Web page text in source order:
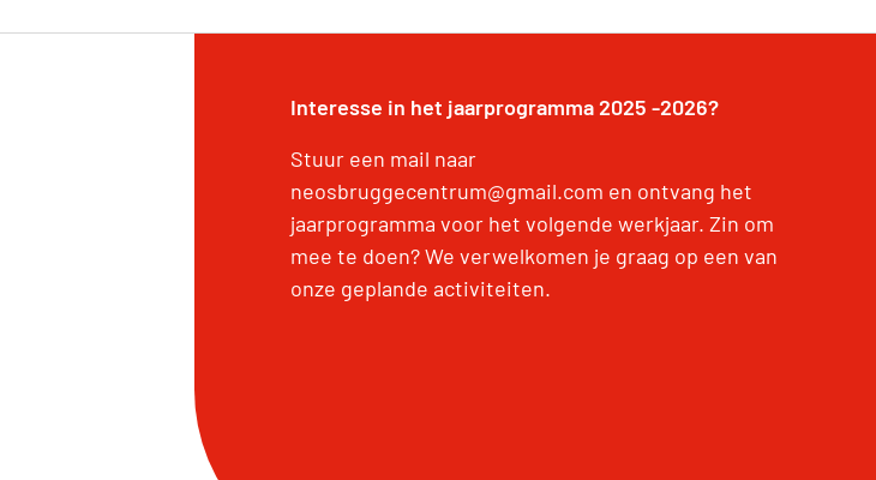
Interesse in het jaarprogramma 2025 -2026?
Stuur een mail naar
neosbruggecentrum@gmail.com en ontvang het
jaarprogramma voor het volgende werkjaar. Zin om
mee te doen? We verwelkomen je graag op een van
onze geplande activiteiten.